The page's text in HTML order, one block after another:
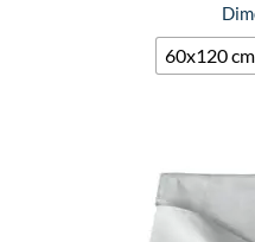
60x120 cm